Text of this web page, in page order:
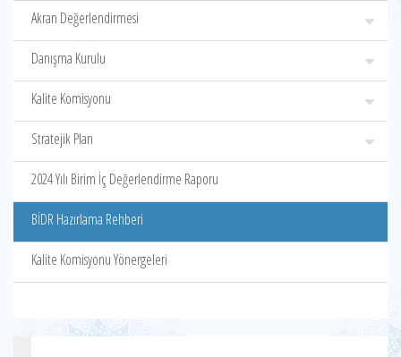
Akran Değerlendirmesi
Danışma Kurulu
Kalite Komisyonu
Stratejik Plan
2024 Yılı Birim İç Değerlendirme Raporu
BİDR Hazırlama Rehberi
Kalite Komisyonu Yönergeleri